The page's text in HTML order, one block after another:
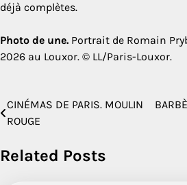
déjà complètes.
Photo de une. Portrait de Romain
2026 au Louxor. © LL/Paris-Louxor.
Navigation
l’article
CINÉMAS DE PARIS. MOULIN
ROUGE
Related Posts